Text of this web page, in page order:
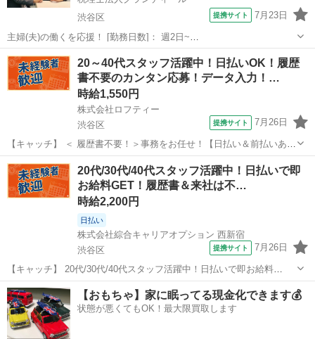
渋谷区
提携サイト 7月23日
主婦(夫)の働くを応援！ [勤務日数]： 週2日~
10:00~15:00/10:00~16:00/10:00~17:00/10:00~18:00/13:00~17:00 月/
火/水/木/金 などから選べます [勤務地・...
東京 渋谷区
20～40代スタッフ活躍中！日払いOK！履歴
書不要のカンタン応募！データ入力！…
時給1,550円
株式会社ロフティー
渋谷区
提携サイト 7月26日
【キャッチ】 ＜ 履歴書不要！＞事務をお任せ！【日払い＆前払いあ
り】高時給1550～1938円！未経験OK！ 【コメント】 ＊未経験からお
仕事にチャレンジしたい方 ＊経験を活かしてさらにスキルアップした
い方 ＊扶養内...
東京 渋谷区 一般事務
20代/30代/40代スタッフ活躍中！日払いで即
お給料GET！履歴書＆来社は不…
時給2,200円
日払い
株式会社綜合キャリアオプション 西新宿
渋谷区
提携サイト 7月26日
【キャッチ】 20代/30代/40代スタッフ活躍中！日払いで即お給料
GET！履歴書＆来社は不要！自宅で完結WEB応募！高時給2200円！契
約手続き/登録！渋谷駅エリア 【コメント】 ＼★☆大人気のオフィス
ワーク案件多数☆★...
東京 渋谷区 その他
【おもちゃ】家に眠ってる現金化できます💰
状態が悪くてもOK！最大限買取します